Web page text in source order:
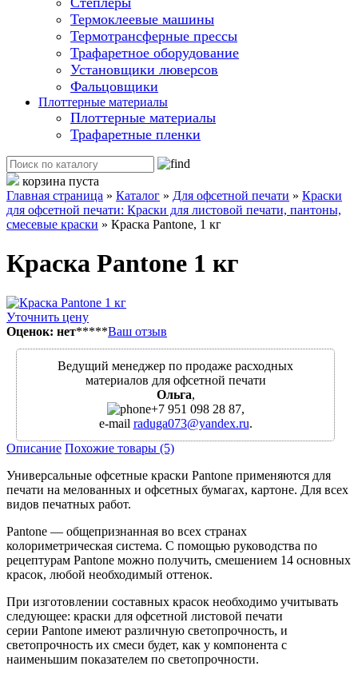
Термоклеевые машины
Термотрансферные прессы
Трафаретное оборудование
Установщики люверсов
Фальцовщики
Плоттерные материалы
Плоттерные материалы
Трафаретные пленки
корзина пуста
Главная страница » Каталог » Для офсетной печати » Краски
для офсетной печати: Краски для листовой печати, пантоны,
смесевые краски » Краска Pantone, 1 кг
Краска Pantone 1 кг
Уточнить цену
Оценок: нет*****Ваш отзыв
Ведущий менеджер по продаже расходных
материалов для офсетной печати
Ольга,
+7 951 098 28 87,
e-mail raduga073@yandex.ru.
Описание Похожие товары (5)
Универсальные офсетные краски Pantone применяются для
печати на мелованных и офсетных бумагах, картоне. Для всех
видов печатных работ.
Pantone — общепризнанная во всех странах
колориметрическая система. С помощью руководства по
рецептурам Pantone можно получить, смешением 14 основных
красок, любой необходимый оттенок.
При изготовлении составных красок необходимо учитывать
следующее: краски для офсетной листовой печати
серии Pantone имеют различную светопрочность, и
светопрочность их смеси будет, как у компонента с
наименьшим показателем по светопрочности.